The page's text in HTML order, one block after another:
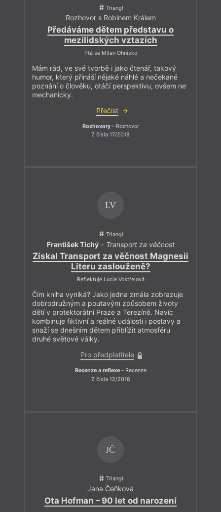
Triangl
Rozhovor s Robinem Králem
Předáváme dětem představu o
mezilidských vztazích
Ptá se Milan Ohnisko
Mám rád, ve své tvorbě i jako čtenář, takový
humor, který přináší nějaké náhlé a nečekané
poznání o člověku, otáčí perspektivu, ovšem ne
mechanicky.
Přečíst
Rozhovory– Rozhovor
Z čísla 17/2018
LV
Triangl
František Tichý– Transport za věčnost
Získal Transport za věčnost Magnesii
Literu zaslouženě?
Reflektuje Lucie Vostřelová
Čím kniha vyniká? Jako jedna zmála zobrazuje
dobrodružným a poutavým způsobem životy
dětí v protektorátní Praze a Terezíně. Navíc
kombinuje fiktivní a reálné události i postavy a
snaží se dnešním dětem přiblížit atmosféru
druhé světové války.
Pro předplatitele
Recenze a reflexe– Recenze
Z čísla 12/2018
JČ
Triangl
Jana Čeňková
Ota Hofman – 90 let od narození